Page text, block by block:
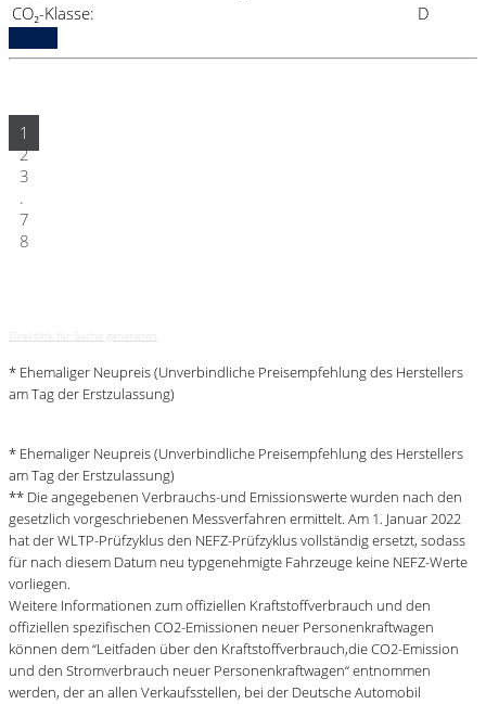
CO₂-Klasse:
D
1
2
3
.
7
8
Direktlink für Suche generieren
* Ehemaliger Neupreis (Unverbindliche Preisempfehlung des Herstellers
am Tag der Erstzulassung)
* Ehemaliger Neupreis (Unverbindliche Preisempfehlung des Herstellers
am Tag der Erstzulassung)
** Die angegebenen Verbrauchs-und Emissionswerte wurden nach den
gesetzlich vorgeschriebenen Messverfahren ermittelt. Am 1. Januar 2022
hat der WLTP-Prüfzyklus den NEFZ-Prüfzyklus vollständig ersetzt, sodass
für nach diesem Datum neu typgenehmigte Fahrzeuge keine NEFZ-Werte
vorliegen.
Weitere Informationen zum offiziellen Kraftstoffverbrauch und den
offiziellen spezifischen CO2-Emissionen neuer Personenkraftwagen
können dem “Leitfaden über den Kraftstoffverbrauch,die CO2-Emission
und den Stromverbrauch neuer Personenkraftwagen“ entnommen
werden, der an allen Verkaufsstellen, bei der Deutsche Automobil